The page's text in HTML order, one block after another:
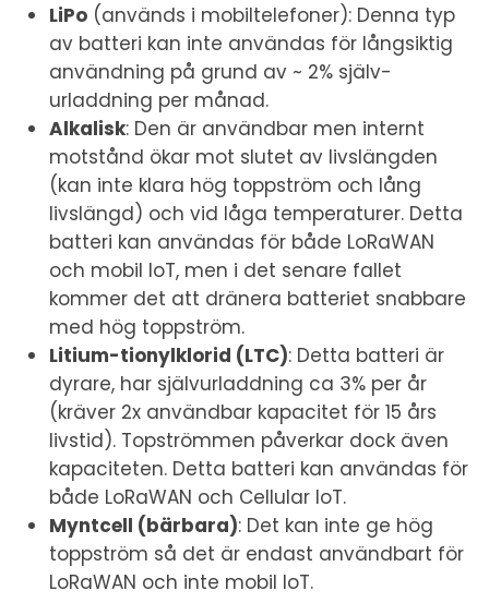
LiPo (används i mobiltelefoner): Denna typ
av batteri kan inte användas för långsiktig
användning på grund av ~ 2% själv-
urladdning per månad.
Alkalisk: Den är användbar men internt
motstånd ökar mot slutet av livslängden
(kan inte klara hög toppström och lång
livslängd) och vid låga temperaturer. Detta
batteri kan användas för både LoRaWAN
och mobil IoT, men i det senare fallet
kommer det att dränera batteriet snabbare
med hög toppström.
Litium-tionylklorid (LTC): Detta batteri är
dyrare, har självurladdning ca 3% per år
(kräver 2x användbar kapacitet för 15 års
livstid). Topströmmen påverkar dock även
kapaciteten. Detta batteri kan användas för
både LoRaWAN och Cellular IoT.
Myntcell (bärbara): Det kan inte ge hög
toppström så det är endast användbart för
LoRaWAN och inte mobil IoT.